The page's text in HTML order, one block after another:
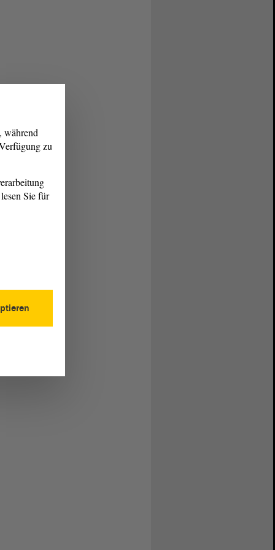
während
zu
Sie für